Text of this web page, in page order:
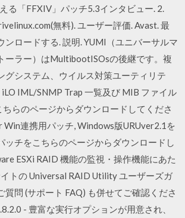
る「FFXIV」パッチ5.3インタビュー. 2.
無料). ユーザー評価. Avast. 最
ンロードする. 説明. YUMI（ユニバーサルマ
ーラー）はMultibootISOsの後継です。複
グシステム、ウイルス対策ユーティリテ
IML/SNMP Trap 一覧及び MIB ファイル
ちらのページからダウンロードしてくださ
Win連携用パッチ, Windows版URUver2.1を
ッチをこちらのページからダウンロードし
ESXi RAID 機能の監視・操作機能にあた
トの Universal RAID Utility ユーザーズガ
質問 (サポート FAQ) も併せてご確認くださ
- 豊富な実行オプションが用意され、